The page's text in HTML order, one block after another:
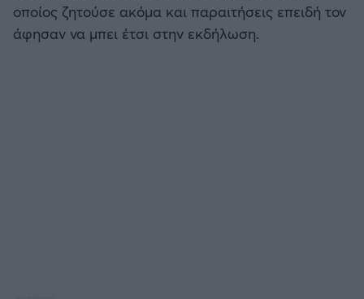
Παρί Σεν Ζερμέν
οποίος ζητούσε ακόμα και παραιτήσεις επειδή τον
άφησαν να μπει έτσι στην εκδήλωση.